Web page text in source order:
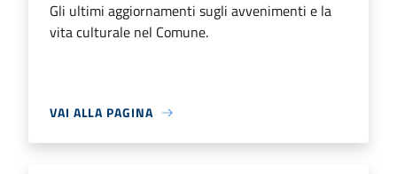
Gli ultimi aggiornamenti sugli avvenimenti e la
vita culturale nel Comune.
VAI ALLA PAGINA